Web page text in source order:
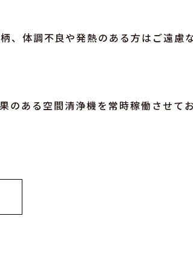
、体調不良や発熱のある方はご遠慮
のある空間清浄機を常時稼働させて